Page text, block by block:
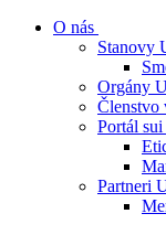
O nás
Stanovy
Orgány
Členstvo
Portál sui
Partneri